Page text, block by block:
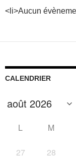
<li>Aucun
CALENDRIER
L M
27 28